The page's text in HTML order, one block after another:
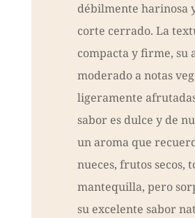
débilmente harinosa
corte cerrado. La
compacta y firme, su
moderado a notas
ligeramente
sabor es dulce y de
un aroma que
nueces, frutos secos,
mantequilla, pero
su excelente sabor